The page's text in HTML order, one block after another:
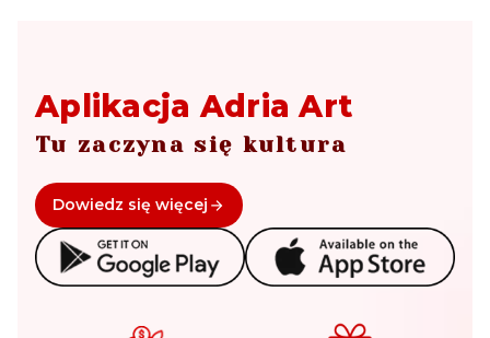
Aplikacja Adria Art
Tu zaczyna się kultura
Dowiedz się więcej